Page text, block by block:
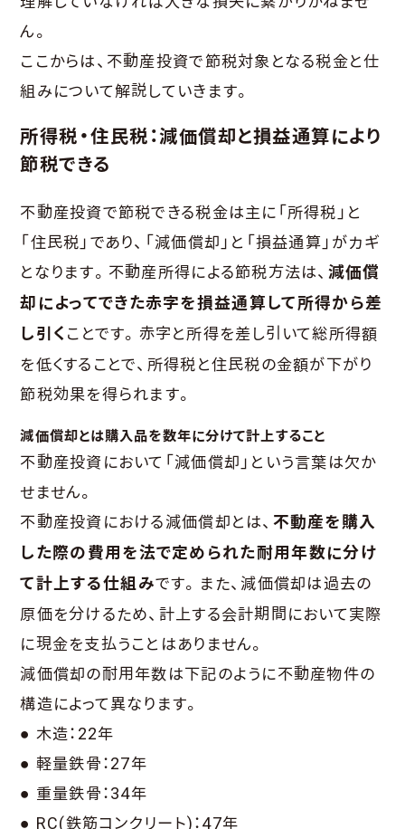
ん。
ここからは、不動産投資で節税対象となる税金と仕
組みについて解説していきます。
所得税・住民税：減価償却と損益通算により
節税できる
不動産投資で節税できる税金は主に「所得税」と
「住民税」であり、「減価償却」と「損益通算」がカギ
となります。不動産所得による節税方法は、 減価償
却によってできた赤字を損益通算して所得から差
し引く ことです。赤字と所得を差し引いて総所得額
を低くすることで、所得税と住民税の金額が下がり
節税効果を得られます。
減価償却とは購入品を数年に分けて計上すること
不動産投資において「減価償却」という言葉は欠か
せません。
不動産投資における減価償却とは、 不動産を購入
した際の費用を法で定められた耐用年数に分け
て計上する仕組みです。また、減価償却は過去の
原価を分けるため、計上する会計期間において実際
に現金を支払うことはありません。
減価償却の耐用年数は下記のように不動産物件の
構造によって異なります。
● 木造：22年
● 軽量鉄骨：27年
● 重量鉄骨：34年
● RC(鉄筋コンクリート)：47年